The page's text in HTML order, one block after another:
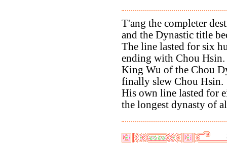
T'ang the completer
and the Dynastic title
The line lasted for six
ending with Chou Hsin.
King Wu of the Chou
finally slew Chou Hsin.
His own line lasted for
the longest dynasty of